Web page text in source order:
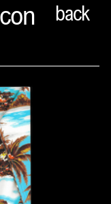
back
)